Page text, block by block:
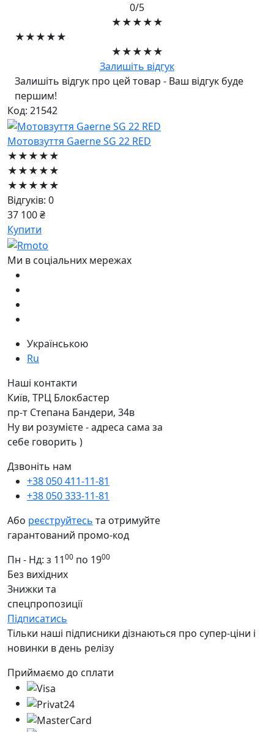
0/5
★★★★★
★★★★★
★★★★★
Залишіть відгук
Залишіть відгук про цей товар - Ваш відгук буде
першим!
Код: 21542
Мотовзуття Gaerne SG 22 RED
★★★★★
★★★★★
★★★★★
Відгуків: 0
37 100 ₴
Купити
Ми в соціальних мережах
Українською
Ru
Наші контакти
Київ, ТРЦ Блокбастер
пр-т Степана Бандери, 34в
Ну ви розумієте - адреса сама за
себе говорить )
Дзвоніть нам
+38 050 411-11-81
+38 050 333-11-81
Або реєструйтесь та отримуйте
гарантований промо-код
Пн - Нд: з 1100 по 1900
Без вихідних
Знижки та
спецпропозиції
Підписатись
Тільки наші підписники дізнаються про супер-ціни і
новинки в день релізу
Приймаємо до сплати